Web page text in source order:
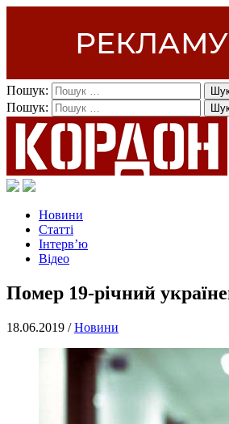
Пошук:
Пошук:
Новини
Статті
Інтерв’ю
Відео
Помер 19-річний
18.06.2019 /Новини